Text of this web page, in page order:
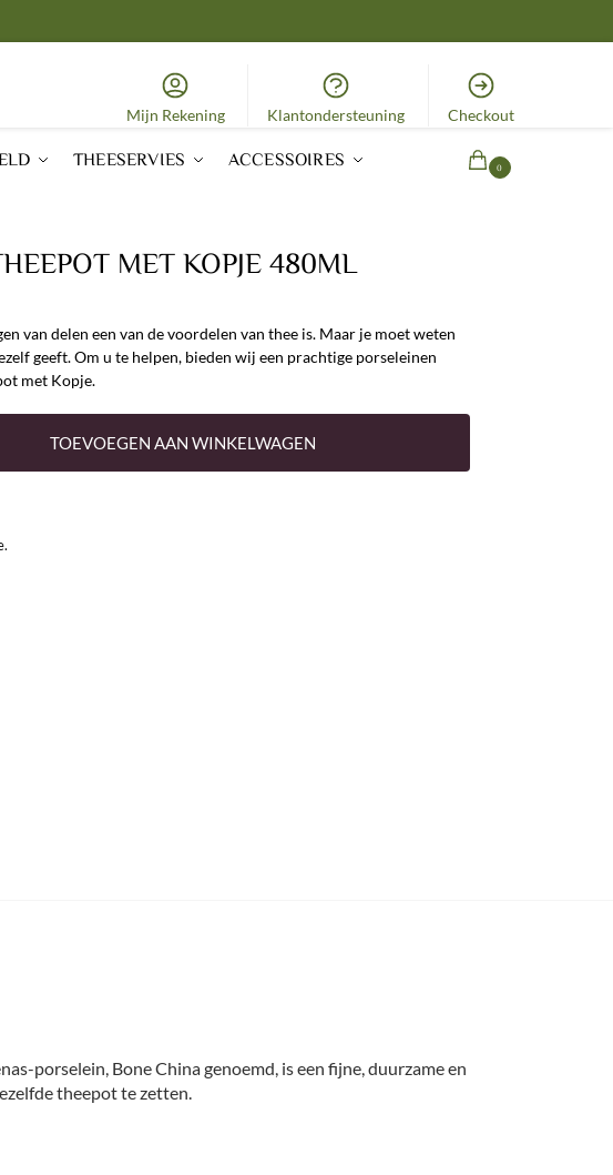
Mijn Rekening Klantondersteuning Checkout
THEESERVIES ACCESSOIRES 0
MET KOPJE 480ML
van delen een van de voordelen van thee is. Maar je moet weten
geeft. Om u te helpen, bieden wij een prachtige porseleinen
met Kopje.
TOEVOEGEN AAN WINKELWAGEN
porselein, Bone China genoemd, is een fijne, duurzame en
theepot te zetten.